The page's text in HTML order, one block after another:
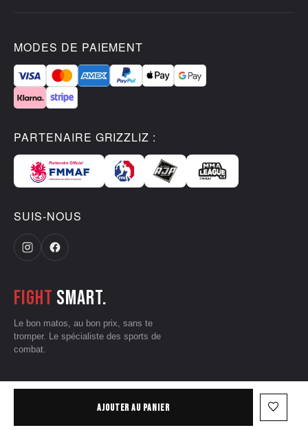
AJOUTER AU PANIER favorite_border
MODES DE PAIEMENT
PARTENAIRE GRIZZLIZ :
SUIS-NOUS
Fight smart.
Le bon matos, au bon prix, sans te
tromper. Le spécialiste des sports de
combat.
Mentions légales•Données personnelles
Conditions d'utilisation